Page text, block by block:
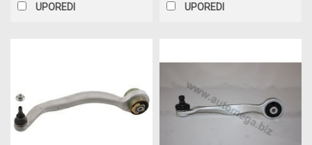
UPOREDI UPOREDI